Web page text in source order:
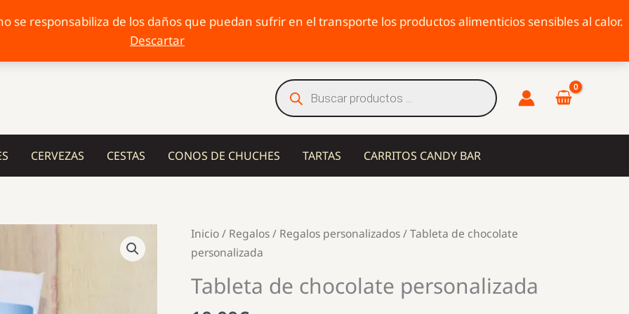
se responsabiliza de los daños que puedan sufrir en el transporte los productos alimenticios sensibles al calor.
Descartar
Búsqueda
de
productos
CERVEZAS CESTAS CONOS DE CHUCHES TARTAS CARRITOS CANDY BAR
Inicio/ Regalos/ Regalos personalizados/ Tableta de chocolate
personalizada
Tableta de chocolate personalizada